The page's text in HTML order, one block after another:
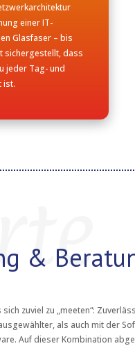
einer IT-
Glasfaser – bis
sichergestellt, dass
jeder Tag- und
ist.
&
zuviel zu „meeten“:
als auch mit der
Auf dieser Kombination